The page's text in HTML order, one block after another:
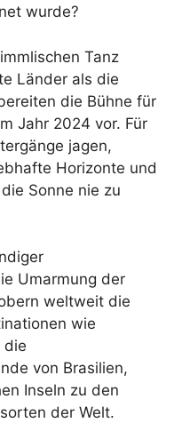
wurde?
Tanz
Länder als die
die Bühne für
Jahr 2024 vor. Für
jagen,
Horizonte und
Sonne nie zu
Umarmung der
weltweit die
wie
die
von Brasilien,
Inseln zu den
der Welt.